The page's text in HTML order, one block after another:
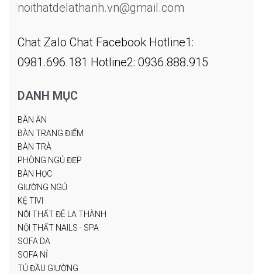
noithatdelathanh.vn@gmail.com
Chat Zalo Chat Facebook Hotline1:
0981.696.181 Hotline2: 0936.888.915
DANH MỤC
BÀN ĂN
BÀN TRANG ĐIỂM
BÀN TRÀ
PHÒNG NGỦ ĐẸP
BÀN HỌC
GIƯỜNG NGỦ
KỆ TIVI
NỘI THẤT ĐÊ LA THÀNH
NỘI THẤT NAILS - SPA
SOFA DA
SOFA NỈ
TỦ ĐẦU GIƯỜNG